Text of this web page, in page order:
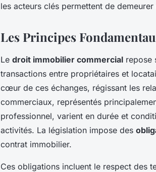
les acteurs clés permettent de
Les Principes
Le droit immobilier commercial repose
transactions entre propriétaires et
cœur de ces échanges, régissant les
commerciaux, représentés
professionnel, varient en durée et
activités. La législation impose des
contrat immobilier.
Ces obligations incluent le respect des